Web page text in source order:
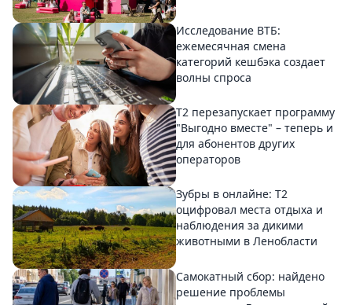
Исследование ВТБ:
ежемесячная смена
категорий кешбэка создает
волны спроса
Т2 перезапускает программу
"Выгодно вместе" – теперь и
для абонентов других
операторов
Зубры в онлайне: Т2
оцифровал места отдыха и
наблюдения за дикими
животными в Ленобласти
Самокатный сбор: найдено
решение проблемы